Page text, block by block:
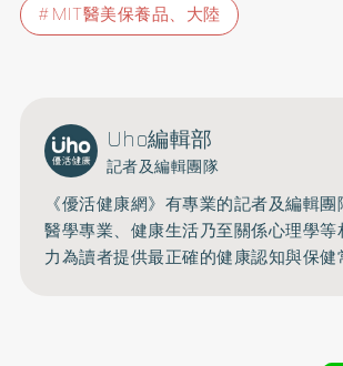
MIT醫美保養品、大陸
Uho編輯部
記者及編輯團隊
《優活健康網》有專業的記者及編輯
醫學專業、健康生活乃至關係心理學
力為讀者提供最正確的健康認知與保健